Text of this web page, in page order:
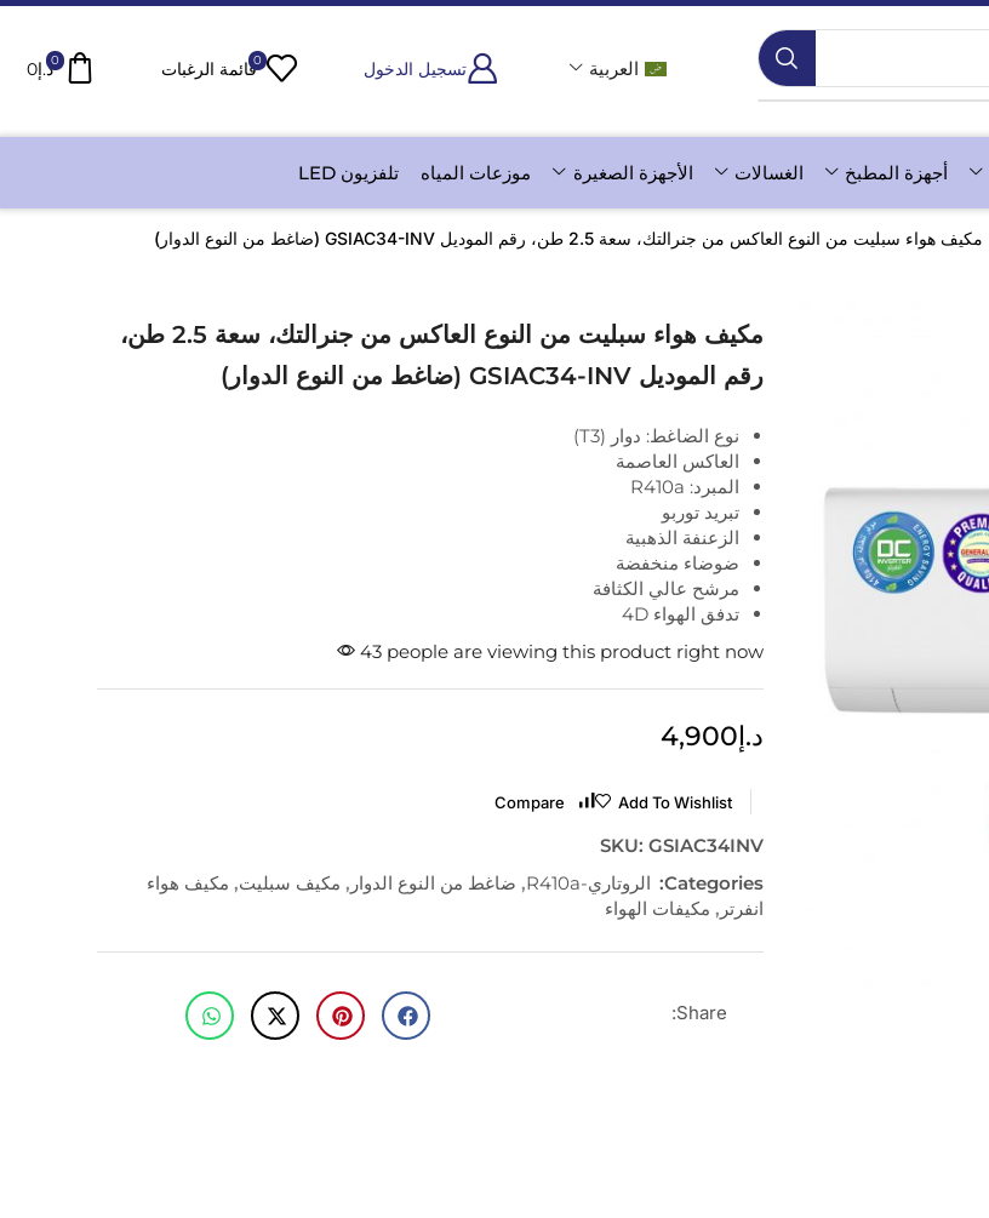
العربية تسجيل الدخول 0قائمة الرغبات 0د.إ0
أجهزة المطبخ الغسالات الأجهزة الصغيرة موزعات المياه تلفزيون LED
مكيف هواء سبليت من النوع العاكس من جنرالتك، سعة 2.5 طن، رقم الموديل GSIAC34-INV (ضاغط من النوع الدوار)
مكيف هواء سبليت من النوع العاكس من جنرالتك، سعة 2.5 طن،
رقم الموديل GSIAC34-INV (ضاغط من النوع الدوار)
نوع الضاغط: دوار (T3)
العاكس العاصمة
المبرد: R410a
تبريد توربو
الزعنفة الذهبية
ضوضاء منخفضة
مرشح عالي الكثافة
تدفق الهواء 4D
43 people are viewing this product right now
د.إ4,900
Add To Wishlist
Compare
SKU:GSIAC34INV
Categories:
الروتاري-R410a , ضاغط من النوع الدوار , مكيف سبليت, مكيف هواء
انفرتر , مكيفات الهواء
Share: